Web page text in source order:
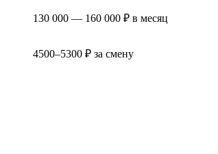
130 000 — 160 000 ₽ в месяц
4500–5300 ₽ за смену